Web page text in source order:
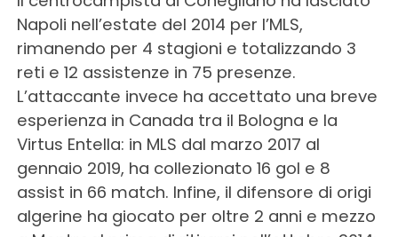
Napoli nell’estate del 2014 per l’MLS,
rimanendo per 4 stagioni e totalizzando 3
reti e 12 assistenze in 75 presenze.
L’attaccante invece ha accettato una breve
esperienza in Canada tra il Bologna e la
Virtus Entella: in MLS dal marzo 2017 al
gennaio 2019, ha collezionato 16 gol e 8
assist in 66 match. Infine, il difensore di origi
algerine ha giocato per oltre 2 anni e mezzo